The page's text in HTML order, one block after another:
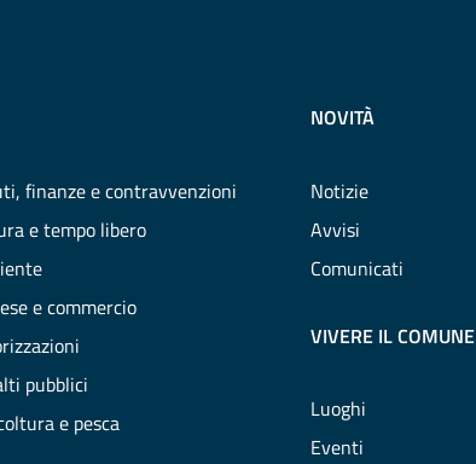
finanze e contravvenzioni
e tempo libero
e commercio
pubblici
e pesca
NOVITÀ
Notizie
Avvisi
Comunicati
VIVERE IL COMUNE
Luoghi
Eventi